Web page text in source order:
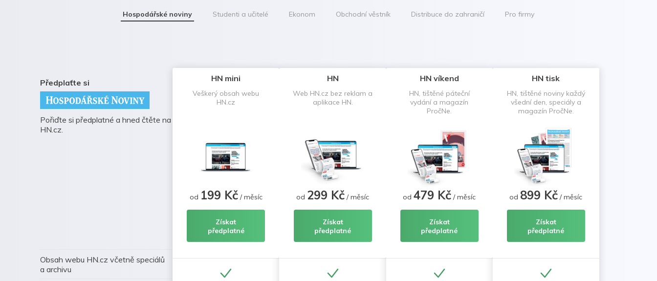
Hospodářské noviny Studenti a učitelé Ekonom Obchodní věstník Distribuce do zahraničí Pro firmy
Předplaťte si
Pořiďte si předplatné a hned čtěte na
HN.cz.
Obsah webu HN.cz včetně speciálů
a archivu
HN mini
Veškerý obsah webu
HN.cz
od 199 Kč/ měsíc
Získat
předplatné
HN
Web HN.cz bez reklam a
aplikace HN.
od 299 Kč / měsíc
Získat
předplatné
HN víkend
HN, tištěné páteční
vydání a magazín
PročNe.
od479 Kč / měsíc
Získat
předplatné
HN tisk
HN, tištěné noviny každý
všední den, speciály a
magazín PročNe.
od 899 Kč / měsíc
Získat
předplatné